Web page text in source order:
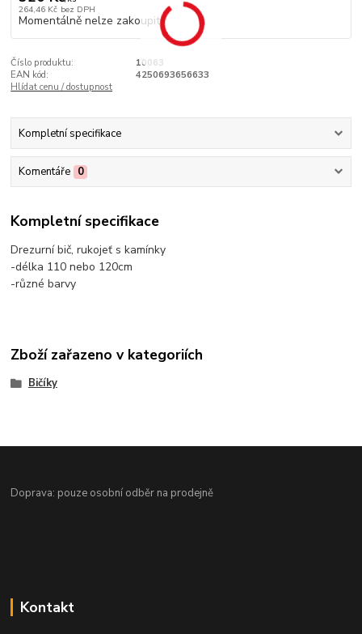
264,46 Kč bez DPH
Momentálně nelze zakoupit
Číslo produktu:
10063
EAN kód:
4250693656633
Hlídat cenu / dostupnost
Kompletní specifikace
Komentáře 0
Kompletní specifikace
Drezurní bič, rukojeť s kamínky
-délka 110 nebo 120cm
-různé barvy
Zboží zařazeno v kategoriích
Bičíky
Doprava: pouze osobní odběr na prodejně
Kontakt